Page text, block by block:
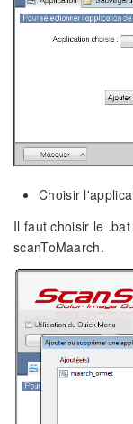
Choisir
Il faut choisir le
scanToMaarch.